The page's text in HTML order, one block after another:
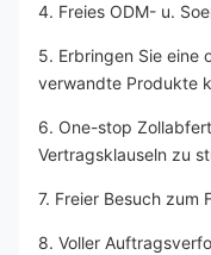
4. Freies ODM- u.
5. Erbringen Sie eine
verwandte Produkte
6. One-stop
Vertragsklauseln zu
7. Freier Besuch zum
8. Voller